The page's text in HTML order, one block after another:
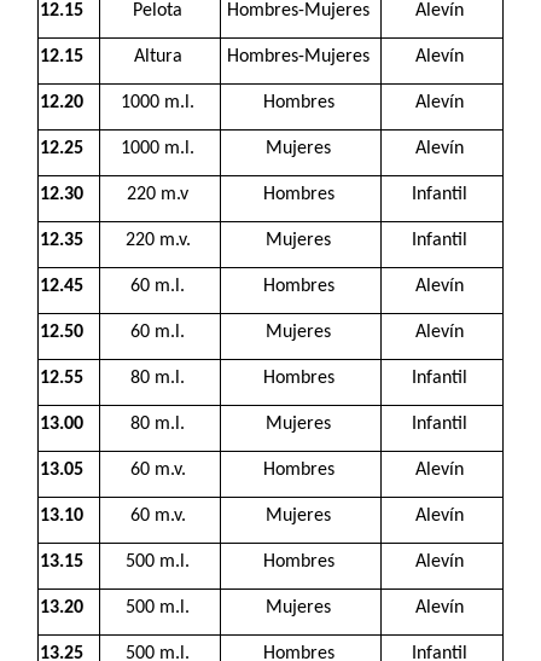
12.15 Pelota Hombres-Mujeres Alevín
12.15 Altura Hombres-Mujeres Alevín
12.20 1000 m.l. Hombres Alevín
12.25 1000 m.l. Mujeres Alevín
12.30 220 m.v Hombres Infantil
12.35 220 m.v. Mujeres Infantil
12.45 60 m.l. Hombres Alevín
12.50 60 m.l. Mujeres Alevín
12.55 80 m.l. Hombres Infantil
13.00 80 m.l. Mujeres Infantil
13.05 60 m.v. Hombres Alevín
13.10 60 m.v. Mujeres Alevín
13.15 500 m.l. Hombres Alevín
13.20 500 m.l. Mujeres Alevín
13.25 500 m.l. Hombres Infantil